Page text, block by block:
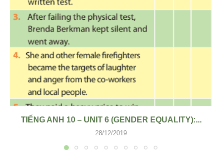
TIẾNG ANH 10 – UNIT 6 (GENDER EQUALITY):...
28/12/2019